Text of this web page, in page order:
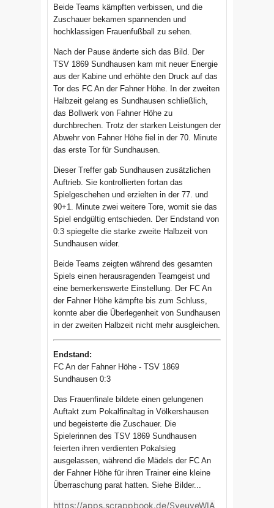
Beide Teams kämpften verbissen, und die
Zuschauer bekamen spannenden und
hochklassigen Frauenfußball zu sehen.
Nach der Pause änderte sich das Bild. Der
TSV 1869 Sundhausen kam mit neuer Energie
aus der Kabine und erhöhte den Druck auf das
Tor des FC An der Fahner Höhe. In der zweiten
Halbzeit gelang es Sundhausen schließlich,
das Bollwerk von Fahner Höhe zu
durchbrechen. Trotz der starken Leistungen der
Abwehr von Fahner Höhe fiel in der 70. Minute
das erste Tor für Sundhausen.
Dieser Treffer gab Sundhausen zusätzlichen
Auftrieb. Sie kontrollierten fortan das
Spielgeschehen und erzielten in der 77. und
90+1. Minute zwei weitere Tore, womit sie das
Spiel endgültig entschieden. Der Endstand von
0:3 spiegelte die starke zweite Halbzeit von
Sundhausen wider.
Beide Teams zeigten während des gesamten
Spiels einen herausragenden Teamgeist und
eine bemerkenswerte Einstellung. Der FC An
der Fahner Höhe kämpfte bis zum Schluss,
konnte aber die Überlegenheit von Sundhausen
in der zweiten Halbzeit nicht mehr ausgleichen.
Endstand:
FC An der Fahner Höhe - TSV 1869
Sundhausen 0:3
Das Frauenfinale bildete einen gelungenen
Auftakt zum Pokalfinaltag in Völkershausen
und begeisterte die Zuschauer. Die
Spielerinnen des TSV 1869 Sundhausen
feierten ihren verdienten Pokalsieg
ausgelassen, während die Mädels der FC An
der Fahner Höhe für ihren Trainer eine kleine
Überraschung parat hatten. Siehe Bilder...
https://apps.scrappbook.de/SyeuyeWIA